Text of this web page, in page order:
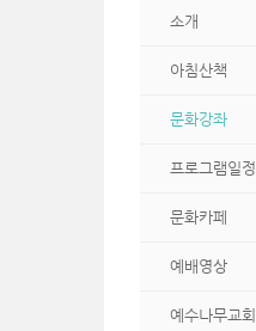
소개
아침산책
문화강좌
프로그램일정
문화카페
예배영상
예수나무교회